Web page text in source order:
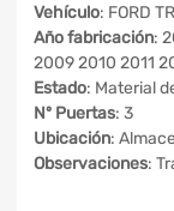
Vehículo: FORD
Año fabricación:
2009 2010 2011
Estado: Material
Nº Puertas: 3
Ubicación:
Observaciones: